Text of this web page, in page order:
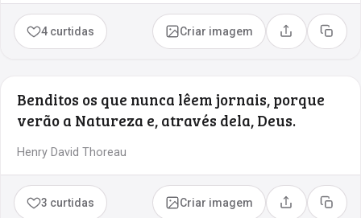
4 curtidas Criar imagem Compartilhar
Copiar
Benditos os que nunca lêem jornais, porque
verão a Natureza e, através dela, Deus.
Henry David Thoreau
3 curtidas Criar imagem Compartilhar
Copiar